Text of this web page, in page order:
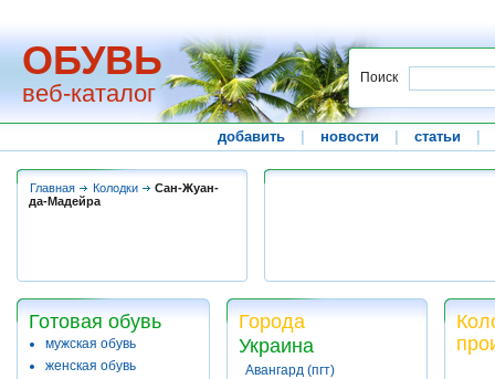
ОБУВЬ
веб-каталог
Поиск
добавить новости статьи
Главная Колодки
Сан-Жуан-
да-Мадейра
Готовая обувь
мужская обувь
женская обувь
Города
Украина
Авангард (пгт)